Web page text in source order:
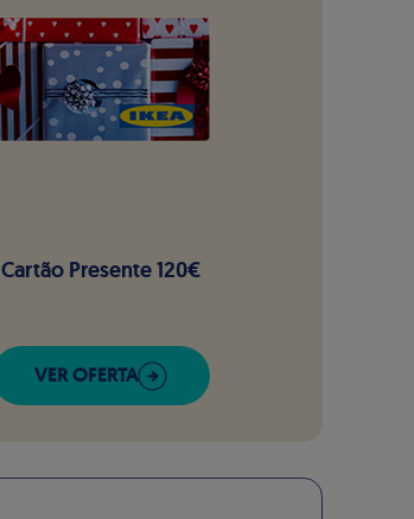
Cartão Presente 120€
VER OFERTADE WIZINK REWARDS